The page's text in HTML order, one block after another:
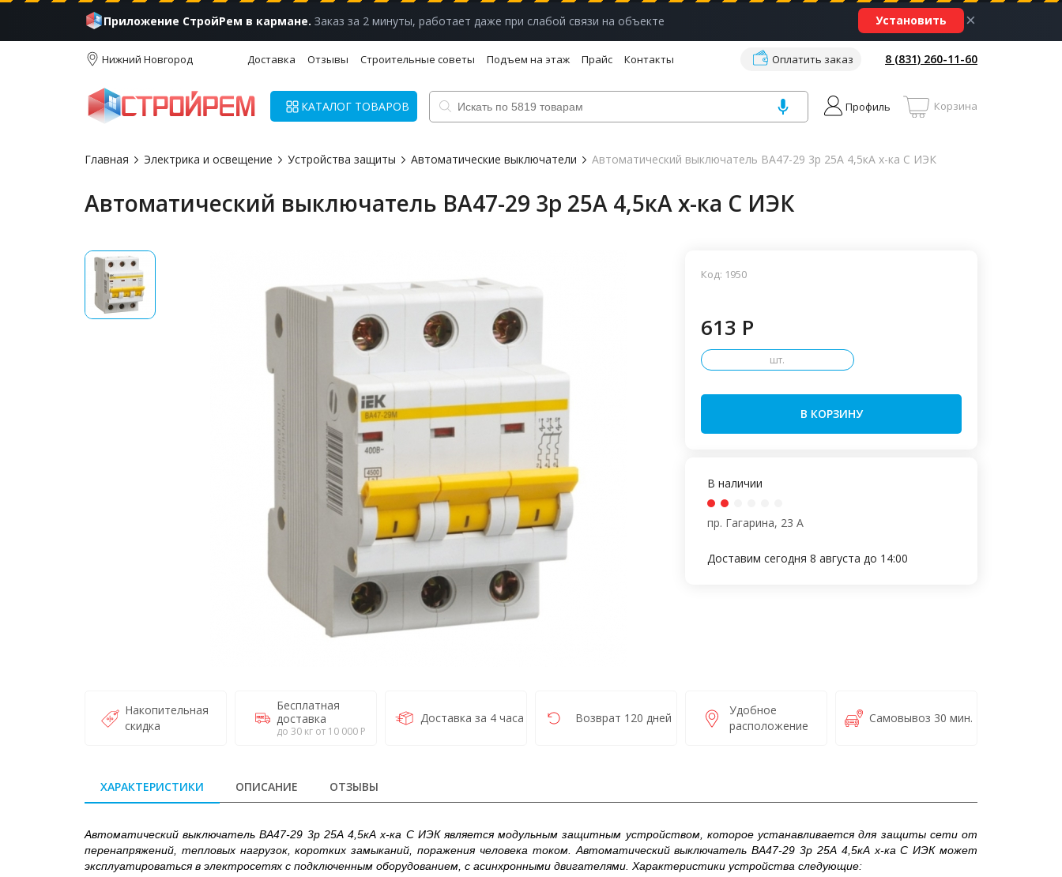
Приложение СтройРем в кармане. Заказ за 2 минуты, работает даже при слабой связи на объекте Установить ×
Нижний Новгород Доставка Отзывы Строительные советы Подъем на этаж Прайс Контакты Оплатить заказ 8 (831) 260-11-60
КАТАЛОГ ТОВАРОВ Профиль Корзина
Главная Электрика и освещение Устройства защиты Автоматические выключатели Автоматический выключатель ВА47-29 3р 25А 4,5кА х-ка С ИЭК
Автоматический выключатель ВА47-29 3р 25А 4,5кА х-ка С ИЭК
Код: 1950
613 P
шт.
В КОРЗИНУ
В наличии
пр. Гагарина, 23 А
Доставим сегодня 8 августа до 14:00
Накопительная
скидка
Бесплатная
доставка
до 30 кг от 10 000 Р
Доставка за 4 часа Возврат 120 дней
Удобное
расположение
Самовывоз 30 мин.
ХАРАКТЕРИСТИКИ ОПИСАНИЕ ОТЗЫВЫ
Автоматический выключатель ВА47-29 3р 25А 4,5кА х-ка С ИЭК является модульным защитным устройством, которое устанавливается для защиты сети от
перенапряжений, тепловых нагрузок, коротких замыканий, поражения человека током. Автоматический выключатель ВА47-29 3р 25А 4,5кА х-ка С ИЭК может
эксплуатироваться в электросетях с подключенным оборудованием, с асинхронными двигателями. Характеристики устройства следующие: